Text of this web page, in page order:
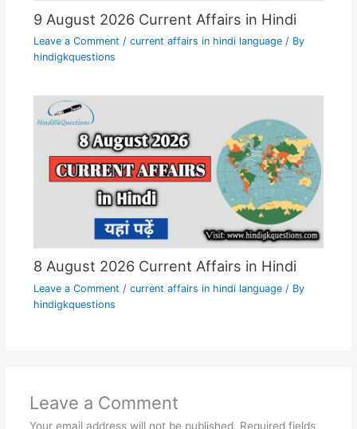
9 August 2026 Current Affairs in Hindi
Leave a Comment / current affairs in hindi language/ By
hindigkquestions
8 August 2026 Current Affairs in Hindi
Leave a Comment / current affairs in hindi language/ By
hindigkquestions
Leave a Comment
Your email address will not be published. Required fields